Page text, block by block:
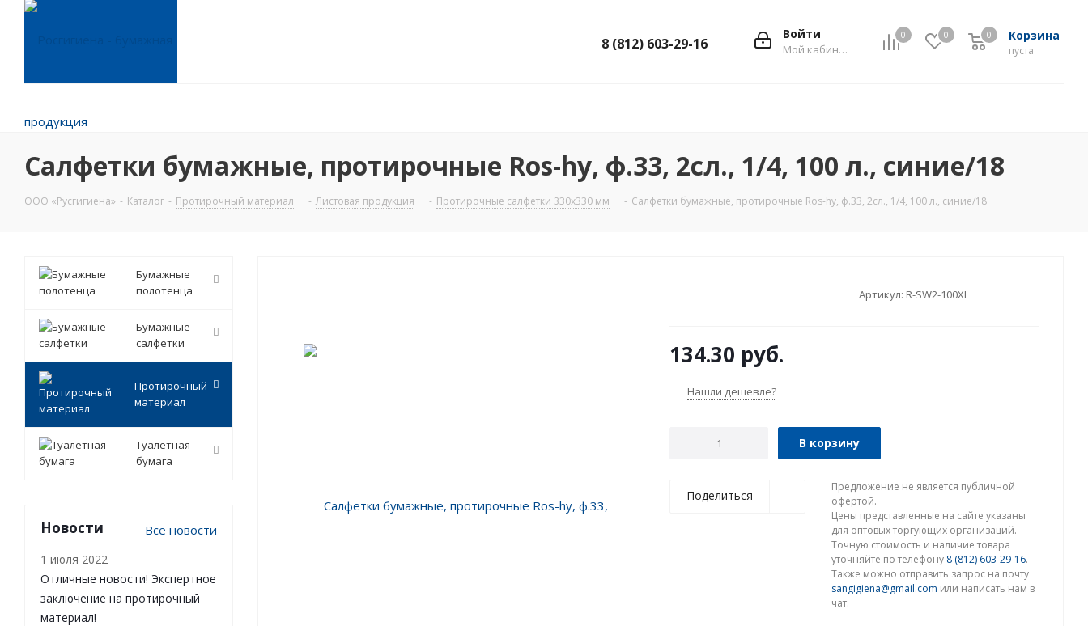
0 0 Корзина
0
пуста
0
Войти
Мой кабинет
8 (812) 603-29-16
Салфетки бумажные, протирочные Ros-hy, ф.33, 2сл., 1/4, 100 л., синие/18
ООО «Русгигиена» - Каталог - Протирочный материал - Листовая продукция - Протирочные салфетки 330х330 мм - Салфетки бумажные, протирочные Ros-hy, ф.33, 2сл., 1/4, 100 л., синие/18
Артикул: R-SW2-100XL
134.30 руб.
Нашли дешевле?
В корзину
Поделиться
Предложение не является публичной
офертой.
Цены представленные на сайте указаны
для оптовых торгующих организаций.
Точную стоимость и наличие товара
уточняйте по телефону 8 (812) 603-29-16.
Также можно отправить запрос на почту
sangigiena@gmail.com или написать нам в
чат.
Бумажные
полотенца
Бумажные
салфетки
Протирочный
материал
Туалетная
бумага
Новости Все новости
1 июля 2022
Отличные новости! Экспертное
заключение на протирочный
материал!